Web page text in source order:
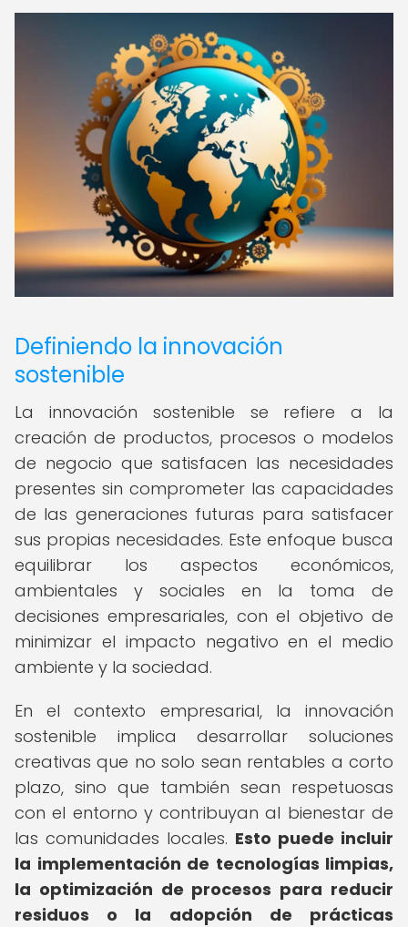
Definiendo la innovación
sostenible
La innovación sostenible se refiere a la
creación de productos, procesos o modelos
de negocio que satisfacen las necesidades
presentes sin comprometer las capacidades
de las generaciones futuras para satisfacer
sus propias necesidades. Este enfoque busca
equilibrar los aspectos económicos,
ambientales y sociales en la toma de
decisiones empresariales, con el objetivo de
minimizar el impacto negativo en el medio
ambiente y la sociedad.
En el contexto empresarial, la innovación
sostenible implica desarrollar soluciones
creativas que no solo sean rentables a corto
plazo, sino que también sean respetuosas
con el entorno y contribuyan al bienestar de
las comunidades locales. Esto puede incluir
la implementación de tecnologías limpias,
la optimización de procesos para reducir
residuos o la adopción de prácticas